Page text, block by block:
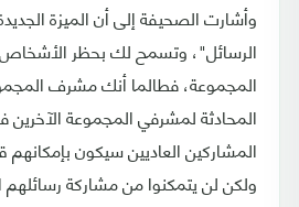
وأشارت الصحيفة إلى أن الميزة
الرسائل"، وتسمح لك بحظر
المجموعة، فطالما أنك مشرف
المحادثة لمشرفي المجموعة
المشاركين العاديين سيكون بإمكانهم
ولكن لن يتمكنوا من مشاركة رسائلهم